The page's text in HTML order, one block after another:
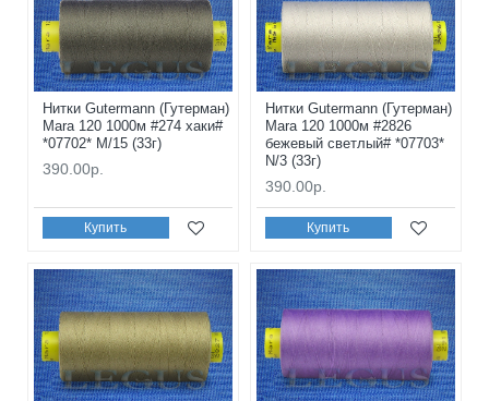
Нитки Gutermann (Гутерман)
Mara 120 1000м #274 хаки#
*07702* M/15 (33г)
390.00р.
Купить
Нитки Gutermann (Гутерман)
Mara 120 1000м #2826
бежевый светлый# *07703*
N/3 (33г)
390.00р.
Купить